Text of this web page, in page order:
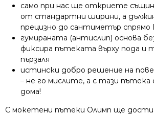
само при нас ще откриете
от стандартни ширини, а
прецизно до сантиметър
гумираната (антислип) основа
фиксира пътеката върху пода и
пързаля
истински добро решение на
– не го мислите, а с тази пътека
дома!
С мокетени пътеки Олимп ще